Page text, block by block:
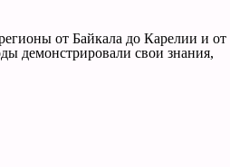
от Байкала до Карелии и от
демонстрировали свои знания,